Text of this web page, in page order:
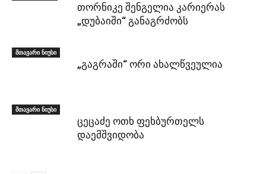
თორნიკე შენგელია კარიერას
„დუბაიში“ განაგრძობს
მთავარი ნიუსი
„გაგრაში“ ორი ახალწვეულია
მთავარი ნიუსი
ცეცაძე ოთხ ფეხბურთელს
დაემშვიდობა